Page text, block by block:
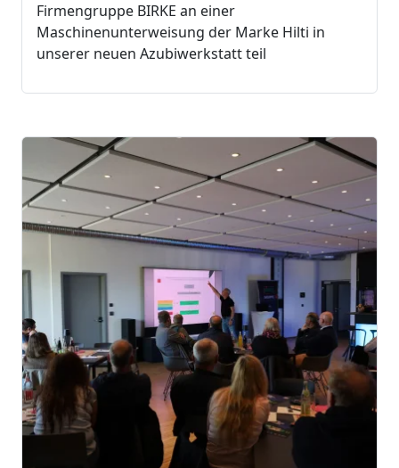
Firmengruppe BIRKE an einer
Maschinenunterweisung der Marke Hilti in
unserer neuen Azubiwerkstatt teil